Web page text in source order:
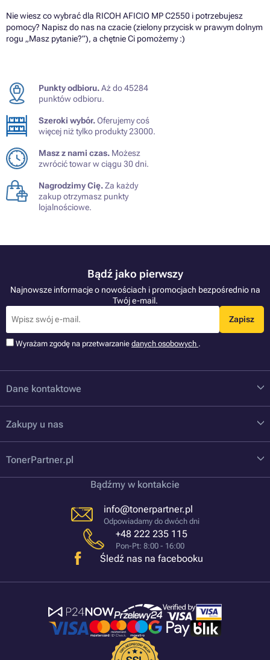
Nie wiesz co wybrać dla RICOH AFICIO MP C2550 i potrzebujesz
pomocy? Napisz do nas na czacie (zielony przycisk w prawym dolnym
rogu „Masz pytanie?”), a chętnie Ci pomożemy :)
Punkty odbioru.Aż do 45284
punktów odbioru.
Szeroki wybór.Oferujemy coś
więcej niż tylko produkty 23000.
Masz z nami czas. Możesz
zwrócić towar w ciągu 30 dni.
Nagrodzimy Cię.Za każdy
zakup otrzymasz punkty
lojalnościowe.
Bądź jako pierwszy
Najnowsze informacje o nowościach i promocjach bezpośrednio na
Twój e-mail.
Zapisz
Wyrażam zgodę na przetwarzanie danych osobowych .
Dane kontaktowe
Zakupy u nas
TonerPartner.pl
Bądźmy w kontakcie
info@tonerpartner.pl
Odpowiadamy do dwóch dni
+48 222 235 115
Pon-Pt: 8:00 - 16:00
Śledź nas na facebooku